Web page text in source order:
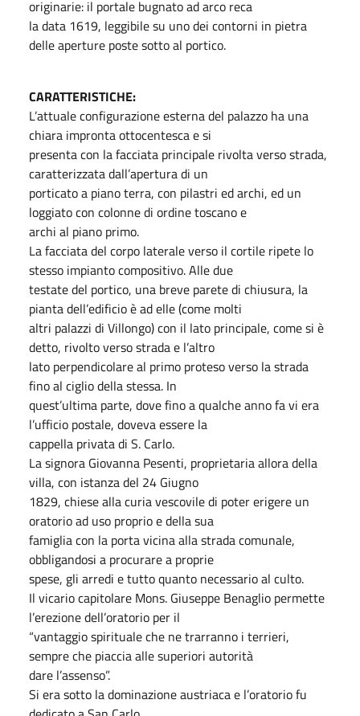
originarie: il portale bugnato ad arco reca
la data 1619, leggibile su uno dei contorni in pietra
delle aperture poste sotto al portico.
CARATTERISTICHE:
L’attuale configurazione esterna del palazzo ha una
chiara impronta ottocentesca e si
presenta con la facciata principale rivolta verso strada,
caratterizzata dall’apertura di un
porticato a piano terra, con pilastri ed archi, ed un
loggiato con colonne di ordine toscano e
archi al piano primo.
La facciata del corpo laterale verso il cortile ripete lo
stesso impianto compositivo. Alle due
testate del portico, una breve parete di chiusura, la
pianta dell’edificio è ad elle (come molti
altri palazzi di Villongo) con il lato principale, come si è
detto, rivolto verso strada e l’altro
lato perpendicolare al primo proteso verso la strada
fino al ciglio della stessa. In
quest’ultima parte, dove fino a qualche anno fa vi era
l’ufficio postale, doveva essere la
cappella privata di S. Carlo.
La signora Giovanna Pesenti, proprietaria allora della
villa, con istanza del 24 Giugno
1829, chiese alla curia vescovile di poter erigere un
oratorio ad uso proprio e della sua
famiglia con la porta vicina alla strada comunale,
obbligandosi a procurare a proprie
spese, gli arredi e tutto quanto necessario al culto.
Il vicario capitolare Mons. Giuseppe Benaglio permette
l’erezione dell’oratorio per il
“vantaggio spirituale che ne trarranno i terrieri,
sempre che piaccia alle superiori autorità
dare l’assenso”.
Si era sotto la dominazione austriaca e l’oratorio fu